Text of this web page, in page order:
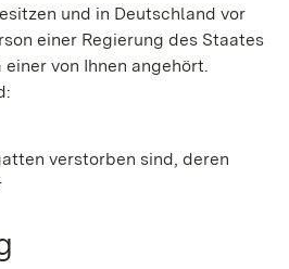
und in Deutschland vor
einer Regierung des Staates
von Ihnen angehört.
verstorben sind, deren